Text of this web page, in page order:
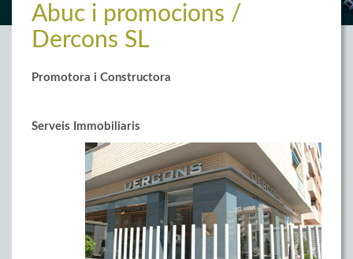
Abuc i promocions /
Dercons SL
Promotora i Constructora
Serveis Immobiliaris